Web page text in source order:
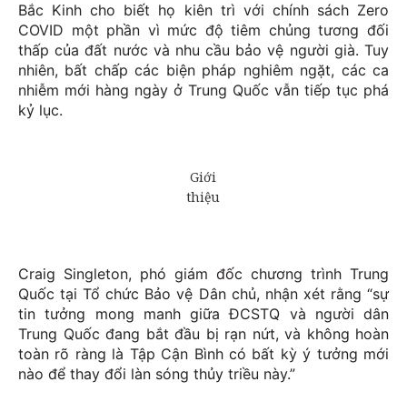
Bắc Kinh cho biết họ kiên trì với chính sách Zero
COVID một phần vì mức độ tiêm chủng tương đối
thấp của đất nước và nhu cầu bảo vệ người già. Tuy
nhiên, bất chấp các biện pháp nghiêm ngặt, các ca
nhiễm mới hàng ngày ở Trung Quốc vẫn tiếp tục phá
kỷ lục.
Craig Singleton, phó giám đốc chương trình Trung
Quốc tại Tổ chức Bảo vệ Dân chủ, nhận xét rằng “sự
tin tưởng mong manh giữa ĐCSTQ và người dân
Trung Quốc đang bắt đầu bị rạn nứt, và không hoàn
toàn rõ ràng là Tập Cận Bình có bất kỳ ý tưởng mới
nào để thay đổi làn sóng thủy triều này.”